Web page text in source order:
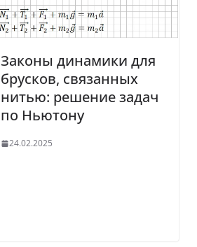
Законы динамики для
брусков, связанных
нитью: решение задач
по Ньютону
24.02.2025